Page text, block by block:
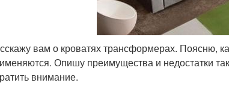
вам о кроватях трансформерах. Поясню,
Опишу преимущества и недостатки
внимание.